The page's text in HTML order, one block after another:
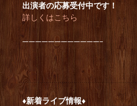
出演者の応募受付中です！
詳しくはこちら
————————————–
♦新着ライブ情報♦